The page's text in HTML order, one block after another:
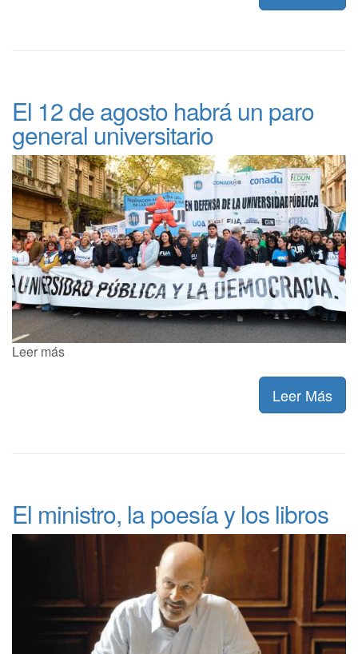
El 12 de agosto habrá un paro
general universitario
Leer más
Leer Más
El ministro, la poesía y los libros